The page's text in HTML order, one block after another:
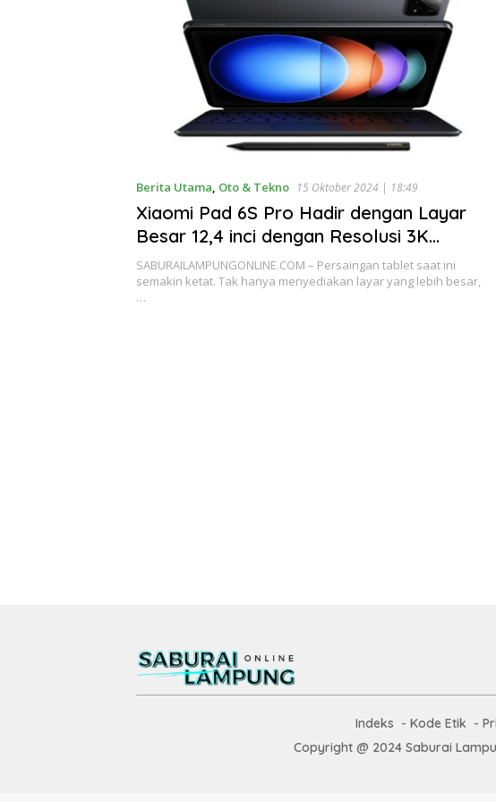
Berita Utama, Oto & Tekno 15 Oktober 2024 | 18:49
Xiaomi Pad 6S Pro Hadir dengan Layar
Besar 12,4 inci dengan Resolusi 3K
Berikut 6 Keunggulanya
SABURAILAMPUNGONLINE.COM – Persaingan tablet saat ini
semakin ketat. Tak hanya menyediakan layar yang lebih besar,
…
Indeks Kode Etik
Copyright @ 2024 Saburai